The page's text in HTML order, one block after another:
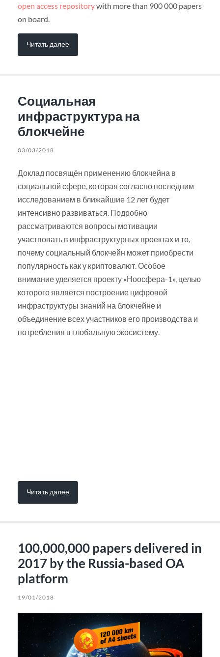
open access repositorywith more than 900 000 papers
on board.
Читать далее
Социальная
инфраструктура на
блокчейне
03/03/2018
Доклад посвящён применению блокчейна в
социальной сфере, которая согласно последним
исследованием в ближайшие 12 лет будет
интенсивно развиваться. Подробно
рассматриваются вопросы мотивации
участвовать в инфраструктурных проектах и то,
почему социальный блокчейн может приобрести
популярность как у криптовалют. Особое
внимание уделяется проекту «Ноосфера-1», целью
которого является построение цифровой
инфраструктуры знаний на блокчейне и
объединение всех участников его производства и
потребления в глобальную экосистему.
Читать далее
100,000,000 papers delivered in
2017 by the Russia-based OA
platform
19/01/2018